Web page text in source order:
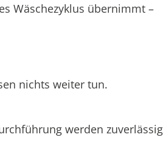
Wäschezyklus übernimmt –
nichts weiter tun.
werden zuverlässig